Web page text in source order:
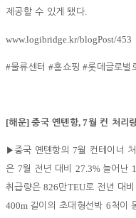
제공할 수 있게 됐다.
www.logibridge.kr/blogPost/453
#물류센터#홈쇼핑#롯데글로벌
[해운]중국 옌톈항, 7월 컨 처리
▶중국 옌톈항의7월 컨테이너
은 7월 전년 대비 27.3% 늘어난
취급량은826만TEU로 전년 대비
400m 길이의 초대형선박 6척이